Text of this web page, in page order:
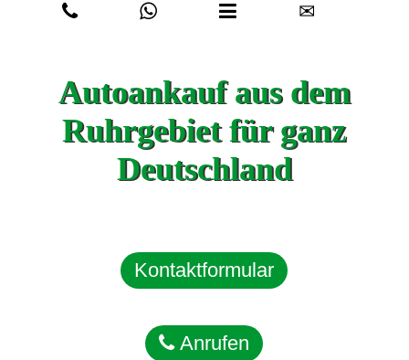
✉
Autoankauf aus dem
Ruhrgebiet für ganz
Deutschland
Kontaktformular
Anrufen